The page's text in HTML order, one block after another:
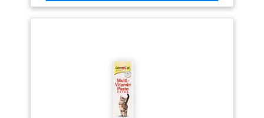
liquides pour chat, enrichies en extrait de
canneberge, soulagent les chats souffrant
est un remède naturel qui soutient le bon
fonctionnement du système urinaire. Soin de la
peau et du pelage : Préservez la santé du pelage
et de la peau de votre animal grâce à des